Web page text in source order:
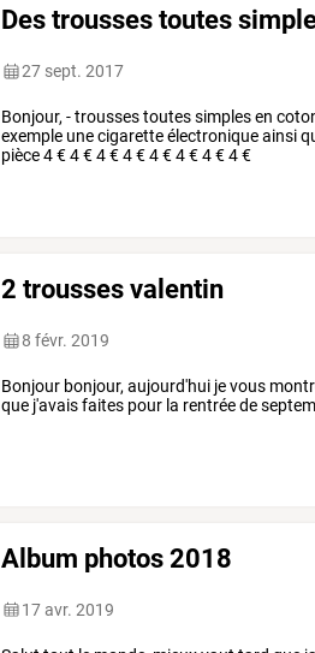
Des trousses toutes
27 sept. 2017
Bonjour, - trousses toutes simples en
exemple une cigarette électronique ainsi
pièce 4 € 4 € 4 € 4 € 4 € 4 € 4 € 4 €
2 trousses valentin
8 févr. 2019
Bonjour bonjour, aujourd'hui je vous
que j'avais faites pour la rentrée de
Album photos 2018
17 avr. 2019